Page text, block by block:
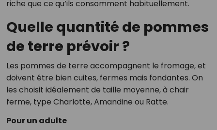
riche que ce qu’ils consomment habituellement.
Quelle quantité de pommes
de terre prévoir ?
Les pommes de terre accompagnent le fromage, et
doivent être bien cuites, fermes mais fondantes. On
les choisit idéalement de taille moyenne, à chair
ferme, type Charlotte, Amandine ou Ratte.
Pour un adulte